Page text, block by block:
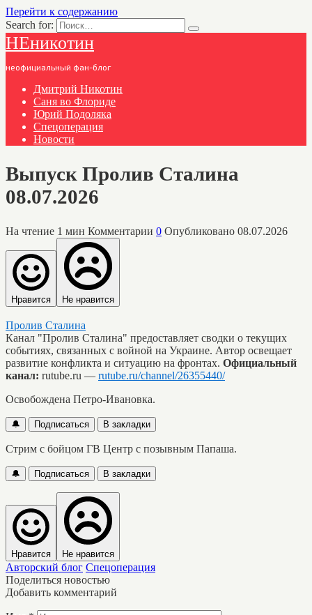
Перейти к содержанию
Search for:
НЕникотин
неофициальный фан-блог
Дмитрий Никотин
Саня во Флориде
Юрий Подоляка
Спецоперация
Новости
Выпуск Пролив Сталина
08.07.2026
На чтение 1 мин Комментарии 0 Опубликовано 08.07.2026
Нравится Не нравится
Пролив Сталина
Канал "Пролив Сталина" предоставляет сводки о текущих
событиях, связанных с войной на Украине. Автор освещает
развитие конфликта и ситуацию на фронтах. Официальный
канал: rutube.ru — rutube.ru/channel/26355440/
Освобождена Петро-Ивановка.
🔔 Подписаться В закладки
Стрим с бойцом ГВ Центр с позывным Папаша.
🔔 Подписаться В закладки
Нравится Не нравится
Авторский блог Спецоперация
Поделиться новостью
Добавить комментарий